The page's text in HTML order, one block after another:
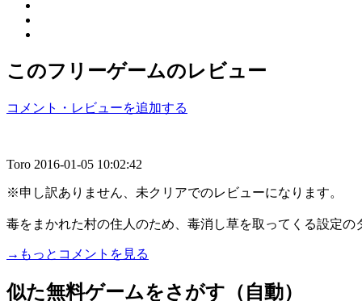
このフリーゲームのレビュー
コメント・レビューを追加する
Toro 2016-01-05 10:02:42
※申し訳ありません、未クリアでのレビューになります。
毒をまかれた村の住人のため、毒消し草を取ってくる設定
→もっとコメントを見る
似た無料ゲームをさがす（自動）